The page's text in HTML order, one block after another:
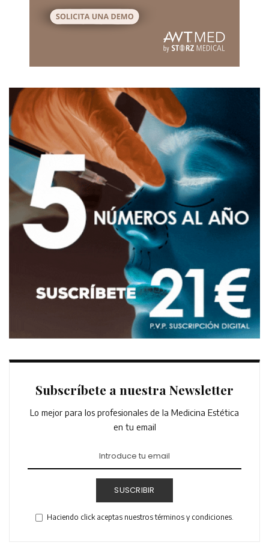
Subscríbete a nuestra Newsletter
Lo mejor para los profesionales de la Medicina Estética
en tu email
SUSCRIBIR
Haciendo click aceptas nuestros términos y condiciones.